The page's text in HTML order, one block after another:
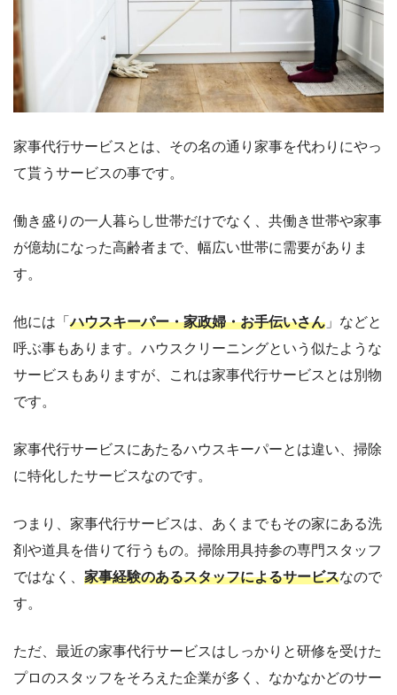
家事代行サービスとは、その名の通り家事を代わりにやっ
て貰うサービスの事です。
働き盛りの一人暮らし世帯だけでなく、共働き世帯や家事
が億劫になった高齢者まで、幅広い世帯に需要がありま
す。
他には「ハウスキーパー・家政婦・お手伝いさん 」などと
呼ぶ事もあります。ハウスクリーニングという似たような
サービスもありますが、これは家事代行サービスとは別物
です。
家事代行サービスにあたるハウスキーパーとは違い、掃除
に特化したサービスなのです。
つまり、家事代行サービスは、あくまでもその家にある洗
剤や道具を借りて行うもの。掃除用具持参の専門スタッフ
ではなく、 家事経験のあるスタッフによるサービスなので
す。
ただ、最近の家事代行サービスはしっかりと研修を受けた
プロのスタッフをそろえた企業が多く、なかなかどのサー